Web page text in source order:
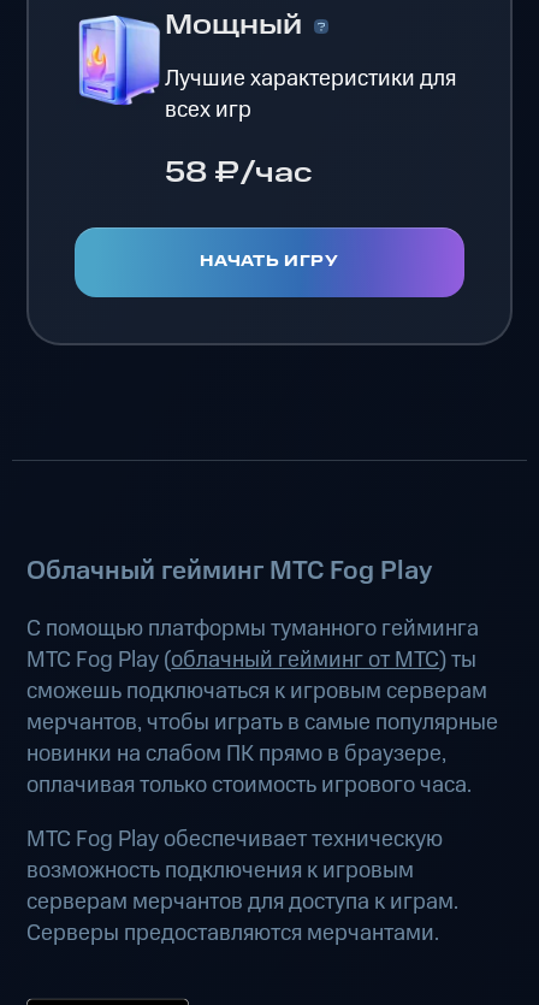
Мощный
Лучшие характеристики для
всех игр
58 ₽/час
НАЧАТЬ ИГРУ
Облачный гейминг МТС Fog Play
С помощью платформы туманного гейминга
МТС Fog Play (облачный гейминг от МТС) ты
сможешь подключаться к игровым серверам
мерчантов, чтобы играть в самые популярные
новинки на слабом ПК прямо в браузере,
оплачивая только стоимость игрового часа.
МТС Fog Play обеспечивает техническую
возможность подключения к игровым
серверам мерчантов для доступа к играм.
Серверы предоставляются мерчантами.